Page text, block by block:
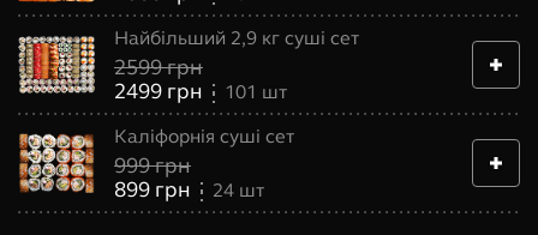
Найбільший 2,9 кг суші сет
2599грн
2499 грн 101 шт
Каліфорнія суші сет
999грн
899 грн 24 шт